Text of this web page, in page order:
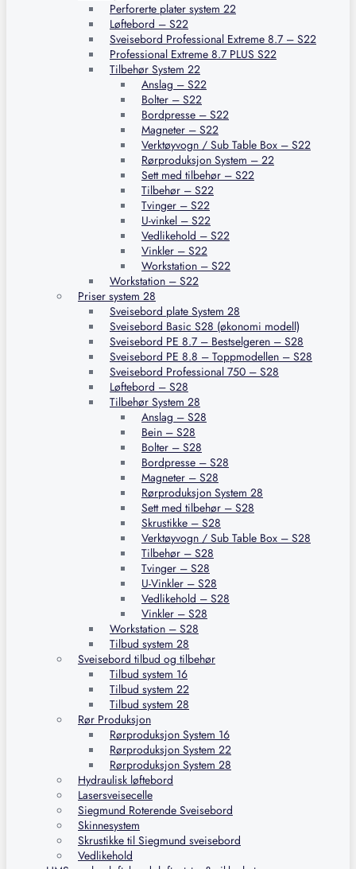
Perforerte plater system 22
Løftebord – S22
Sveisebord Professional Extreme 8.7 – S22
Professional Extreme 8.7 PLUS S22
Tilbehør System 22
Anslag – S22
Bolter – S22
Bordpresse – S22
Magneter – S22
Verktøyvogn / Sub Table Box – S22
Rørproduksjon System – 22
Sett med tilbehør – S22
Tilbehør – S22
Tvinger – S22
U-vinkel – S22
Vedlikehold – S22
Vinkler – S22
Workstation – S22
Workstation – S22
Priser system 28
Sveisebord plate System 28
Sveisebord Basic S28 (økonomi modell)
Sveisebord PE 8.7 – Bestselgeren – S28
Sveisebord PE 8.8 – Toppmodellen – S28
Sveisebord Professional 750 – S28
Løftebord – S28
Tilbehør System 28
Anslag – S28
Bein – S28
Bolter – S28
Bordpresse – S28
Magneter – S28
Rørproduksjon System 28
Sett med tilbehør – S28
Skrustikke – S28
Verktøyvogn / Sub Table Box – S28
Tilbehør – S28
Tvinger – S28
U-Vinkler – S28
Vedlikehold – S28
Vinkler – S28
Workstation – S28
Tilbud system 28
Sveisebord tilbud og tilbehør
Tilbud system 16
Tilbud system 22
Tilbud system 28
Rør Produksjon
Rørproduksjon System 16
Rørproduksjon System 22
Rørproduksjon System 28
Hydraulisk løftebord
Lasersveisecelle
Siegmund Roterende Sveisebord
Skinnesystem
Skrustikke til Siegmund sveisebord
Vedlikehold